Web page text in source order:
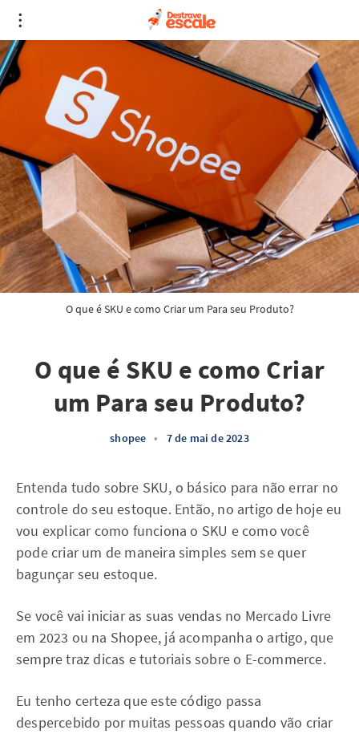
O que é SKU e como Criar um Para seu Produto?
O que é SKU e como Criar
um Para seu Produto?
shopee • 7 de mai de 2023
Entenda tudo sobre SKU, o básico para não errar no
controle do seu estoque. Então, no artigo de hoje eu
vou explicar como funciona o SKU e como você
pode criar um de maneira simples sem se quer
bagunçar seu estoque.
Se você vai iniciar as suas vendas no Mercado Livre
em 2023 ou na Shopee, já acompanha o artigo, que
sempre traz dicas e tutoriais sobre o E-commerce.
Eu tenho certeza que este código passa
despercebido por muitas pessoas quando vão criar